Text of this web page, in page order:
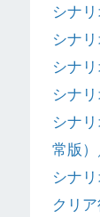
シナ
シナ
シナ
シナ
シナ
常版
シナ
クリ